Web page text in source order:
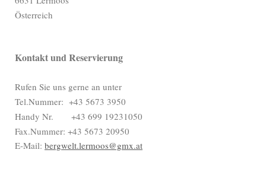
Österreich
Kontakt und Reservierung
Rufen Sie uns gerne an unter
Tel.Nummer: +43 5673 3950
Handy Nr. +43 699 19231050
Fax.Nummer: +43 5673 20950
E-Mail: bergwelt.lermoos@gmx.at